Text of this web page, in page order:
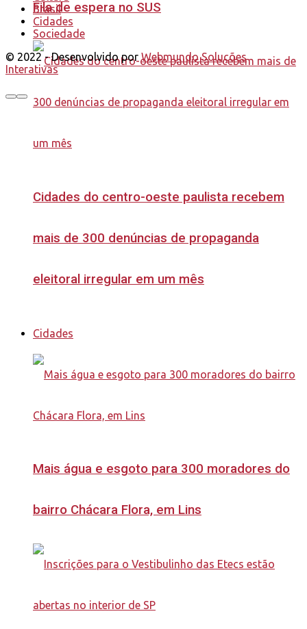
Fila de espera no SUS
Cidades do centro-oeste paulista recebem
mais de 300 denúncias de propaganda
eleitoral irregular em um mês
Cidades
Mais água e esgoto para 300 moradores do
bairro Chácara Flora, em Lins
Brasil
Cidades
Sociedade
© 2022 - Desenvolvido por Webmundo Soluções
Interativas